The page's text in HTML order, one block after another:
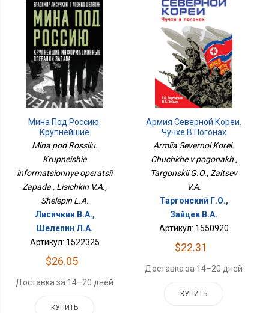
Мина Под Россию.
Крупнейшие
Информационные
Операции Запада
Mina pod Rossiiu.
Krupneishie
informatsionnye operatsii
Zapada , Lisichkin V.A.,
Shelepin L.A.
Лисичкин В.А.,
Шелепин Л.А.
Артикул: 1522325
$26.05
Доставка за 14–20 дней
КУПИТЬ
Армия Северной Кореи.
Чучхе В Погонах
Armiia Severnoi Korei.
Chuchkhe v pogonakh ,
Targonskii G.O., Zaitsev
V.A.
Таргонский Г.О.,
Зайцев В.А.
Артикул: 1550920
$22.31
Доставка за 14–20 дней
КУПИТЬ